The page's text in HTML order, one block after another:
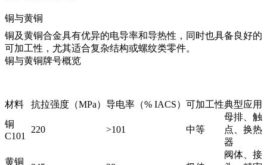
铜与黄铜
铜及黄铜合金具有优异的电导率和导热性，同时也具备良好的
可加工性，尤其适合复杂结构或螺纹类零件。
铜与黄铜牌号概览
材料 抗拉强度（MPa） 导电率（% IACS） 可加工性典型应用
铜
C101
220 >101 中等
母排、触
点、换热
器
黄铜
阀体、接